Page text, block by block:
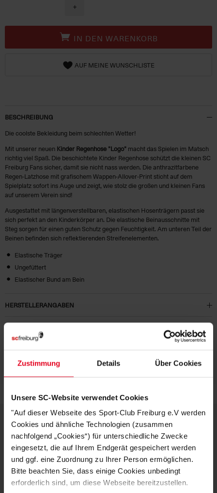
Zustimmung Details Über Cookies
Unsere SC-Website verwendet Cookies
"Auf dieser Webseite des Sport-Club Freiburg e.V werden
Cookies und ähnliche Technologien (zusammen
nachfolgend „Cookies“) für unterschiedliche Zwecke
eingesetzt, die auf Ihrem Endgerät gespeichert werden
und ggf. eine Zuordnung zu Ihrer Person ermöglichen.
Bitte beachten Sie, dass einige Cookies unbedingt
erforderlich sind, um diese Webseite bereitzustellen.
+
IN DEN WARENKORB
AUF MEINE WUNSCHLISTE
BESCHREIBUNG
Die coolste Bekleidung beim schlechten Wetter!
Mit unserer neuen Kinder Regenhose "Logo" macht das Spielen im Matsch
richtig viel Spaß. Die beschichtete Kinder Regenhose schützt die kleinen SC
Freiburg Fans sicher, damit sie nicht nass werden. Die anthrazitfarbene
Regen-Latzhose mit grafischem Wappen-Allover-Print sticht auf dem
Spielplatz sofort ins Auge und zeigt, wie stolz die großen und kleinen Fans
auf unserem Verein sind!
Ausgestattet mit längenverstellbaren, elastischen Hosenträgern passt sie
sich perfekt an den Kinderkörper an. Die elastische Beinausschnitte mit
Steg sorgen für einen guten Schutz gegen Feuchtigkeit. Am unteren Teil der
Beinen befinden sich reflektierenden Streifenelementen.
Elastische Träger
Ungefüttert
Elastischer Bund am Bein
HERSTELLERANGABEN
Logistiknummer: EM000903-001
DEINE VORTEILE IN UNSEREM
SHOP